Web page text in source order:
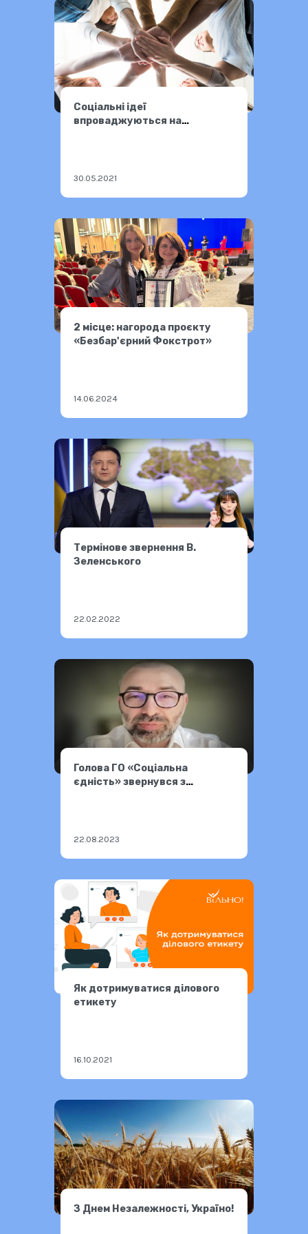
Соціальні ідеї
впроваджуються на
30.05.2021
2 місце: нагорода проєкту
«Безбар'єрний Фокстрот»
14.06.2024
Термінове звернення В.
Зеленського
22.02.2022
Голова ГО «Соціальна
єдність» звернувся з
22.08.2023
Як дотримуватися ділового
етикету
16.10.2021
З Днем Незалежності, Україно!